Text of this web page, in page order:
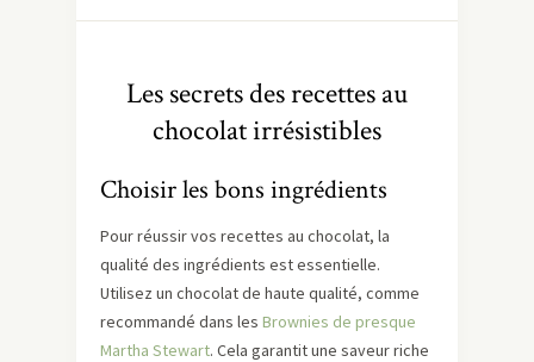
Les secrets des recettes au
chocolat irrésistibles
Choisir les bons ingrédients
Pour réussir vos recettes au chocolat, la
qualité des ingrédients est essentielle.
Utilisez un chocolat de haute qualité, comme
recommandé dans les Brownies de presque
Martha Stewart. Cela garantit une saveur riche